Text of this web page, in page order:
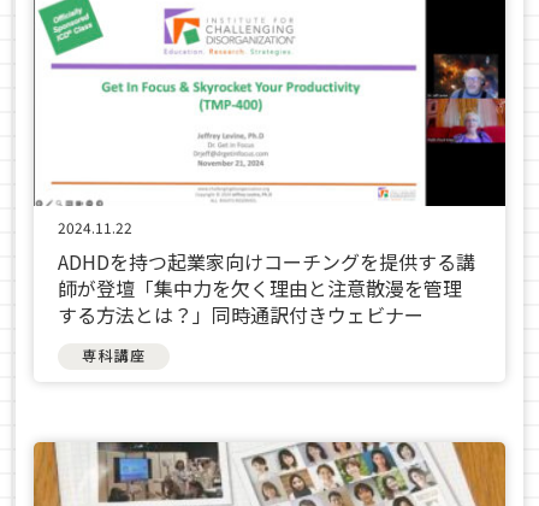
2024.11.22
ADHDを持つ起業家向けコーチングを提供する講
師が登壇「集中力を欠く理由と注意散漫を管理
する方法とは？」同時通訳付きウェビナー
専科講座